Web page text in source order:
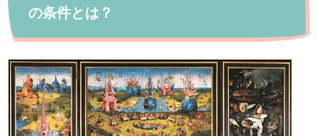
の条件とは？